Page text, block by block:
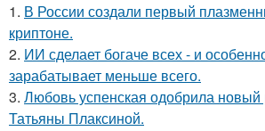
1. В России создали первый
криптоне.
2. ИИ сделает богаче всех - и
зарабатывает меньше всего.
3. Любовь успенская одобрила
Татьяны Плаксиной.